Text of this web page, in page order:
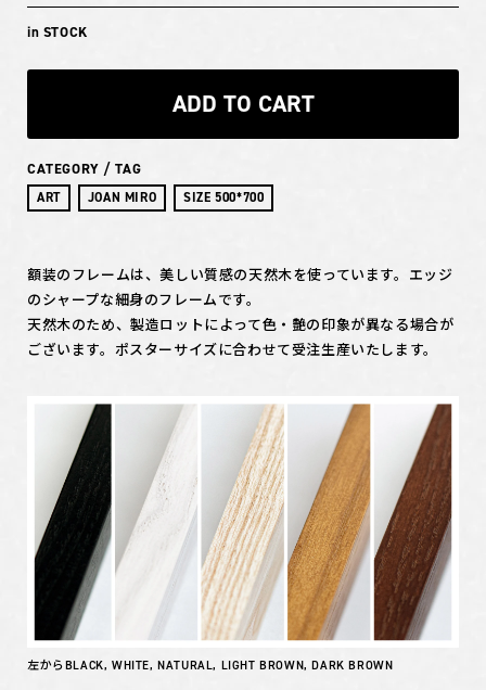
in STOCK
ADD TO CART
CATEGORY / TAG
ART JOAN MIRO SIZE 500*700
額装のフレームは、美しい質感の天然木を使っています。エッジ
のシャープな細身のフレームです。
天然木のため、製造ロットによって色・艶の印象が異なる場合が
ございます。ポスターサイズに合わせて受注生産いたします。
左からBLACK, WHITE, NATURAL, LIGHT BROWN, DARK BROWN